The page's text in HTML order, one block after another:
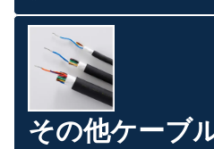
その他ケーブ